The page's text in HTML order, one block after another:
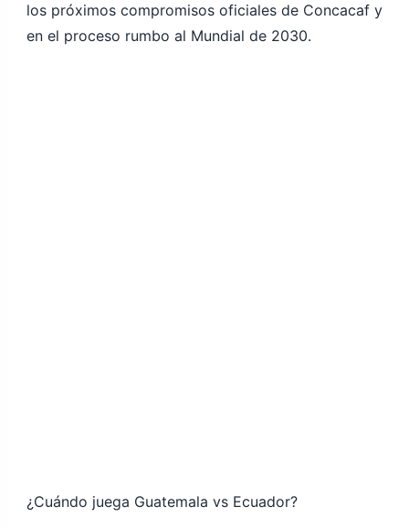
los próximos compromisos oficiales de Concacaf y
en el proceso rumbo al Mundial de 2030.
¿Cuándo juega Guatemala vs Ecuador?